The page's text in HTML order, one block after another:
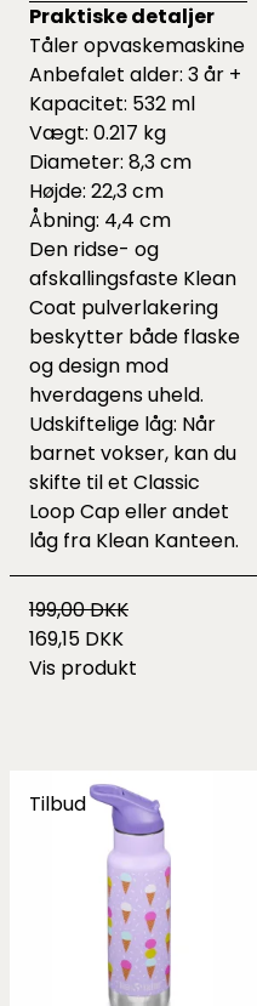
Praktiske detaljer
Tåler opvaskemaskine
Anbefalet alder: 3 år +
Kapacitet: 532 ml
Vægt: 0.217 kg
Diameter: 8,3 cm
Højde: 22,3 cm
Åbning: 4,4 cm
Den ridse- og
afskallingsfaste Klean
Coat pulverlakering
beskytter både flaske
og design mod
hverdagens uheld.
Udskiftelige låg: Når
barnet vokser, kan du
skifte til et Classic
Loop Cap eller andet
låg fra Klean Kanteen.
199,00 DKK
169,15 DKK
Vis produkt
Tilbud